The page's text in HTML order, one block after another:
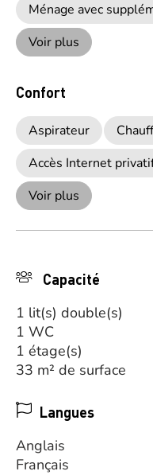
Ménage avec
Voir plus
Confort
Aspirateur
Accès Internet
Voir plus
Capacité
1 lit(s) double(s)
1 WC
1 étage(s)
33 m² de surface
Langues
Anglais
Français